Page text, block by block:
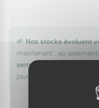
🌱 Nos stocks évoluent
maintenant : au
semaine de livraison
jour exact selon nos